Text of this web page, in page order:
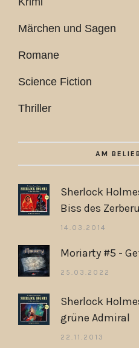
Märchen und Sagen
Romane
Science Fiction
Thriller
AM
Sherlock
Biss des
14.03.2014
Moriarty #5 -
25.03.2022
Sherlock
grüne Admiral
22.11.2013